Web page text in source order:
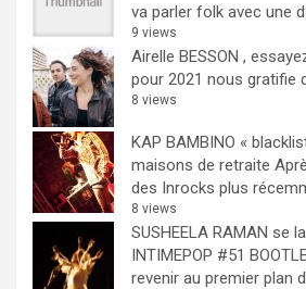
va parler folk avec une
9 views
Airelle BESSON ,
pour 2021 nous gratifie
8 views
KAP BAMBINO «
maisons de retraite
des Inrocks plus
8 views
SUSHEELA RAMAN se
INTIMEPOP #51
revenir au premier plan